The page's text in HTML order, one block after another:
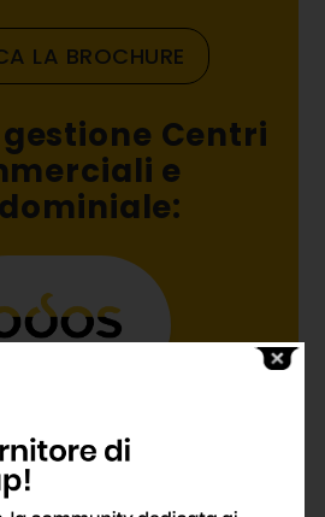
LA BROCHURE
Centri
e